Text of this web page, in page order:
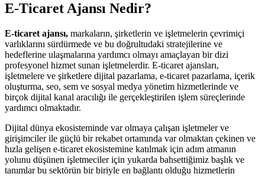
E-Ticaret Ajansı Nedir?
E-ticaret ajansı, markaların, şirketlerin ve işletmelerin çevrimiçi
varlıklarını sürdürmede ve bu doğrultudaki stratejilerine ve
hedeflerine ulaşmalarına yardımcı olmayı amaçlayan bir dizi
profesyonel hizmet sunan işletmelerdir. E-ticaret ajansları,
işletmelere ve şirketlere dijital pazarlama, e-ticaret pazarlama, içerik
oluşturma, seo, sem ve sosyal medya yönetim hizmetlerinde ve
birçok dijital kanal aracılığı ile gerçekleştirilen işlem süreçlerinde
yardımcı olmaktadır.
Dijital dünya ekosisteminde var olmaya çalışan işletmeler ve
girişimciler ile güçlü bir rekabet ortamında var olmaktan çekinen ve
hızla gelişen e-ticaret ekosistemine katılmak için adım atmanın
yolunu düşünen işletmeciler için yukarda bahsettiğimiz başlık ve
tanımlar bu sektörün bir biriyle en bağlantı olduğu hizmetlerin